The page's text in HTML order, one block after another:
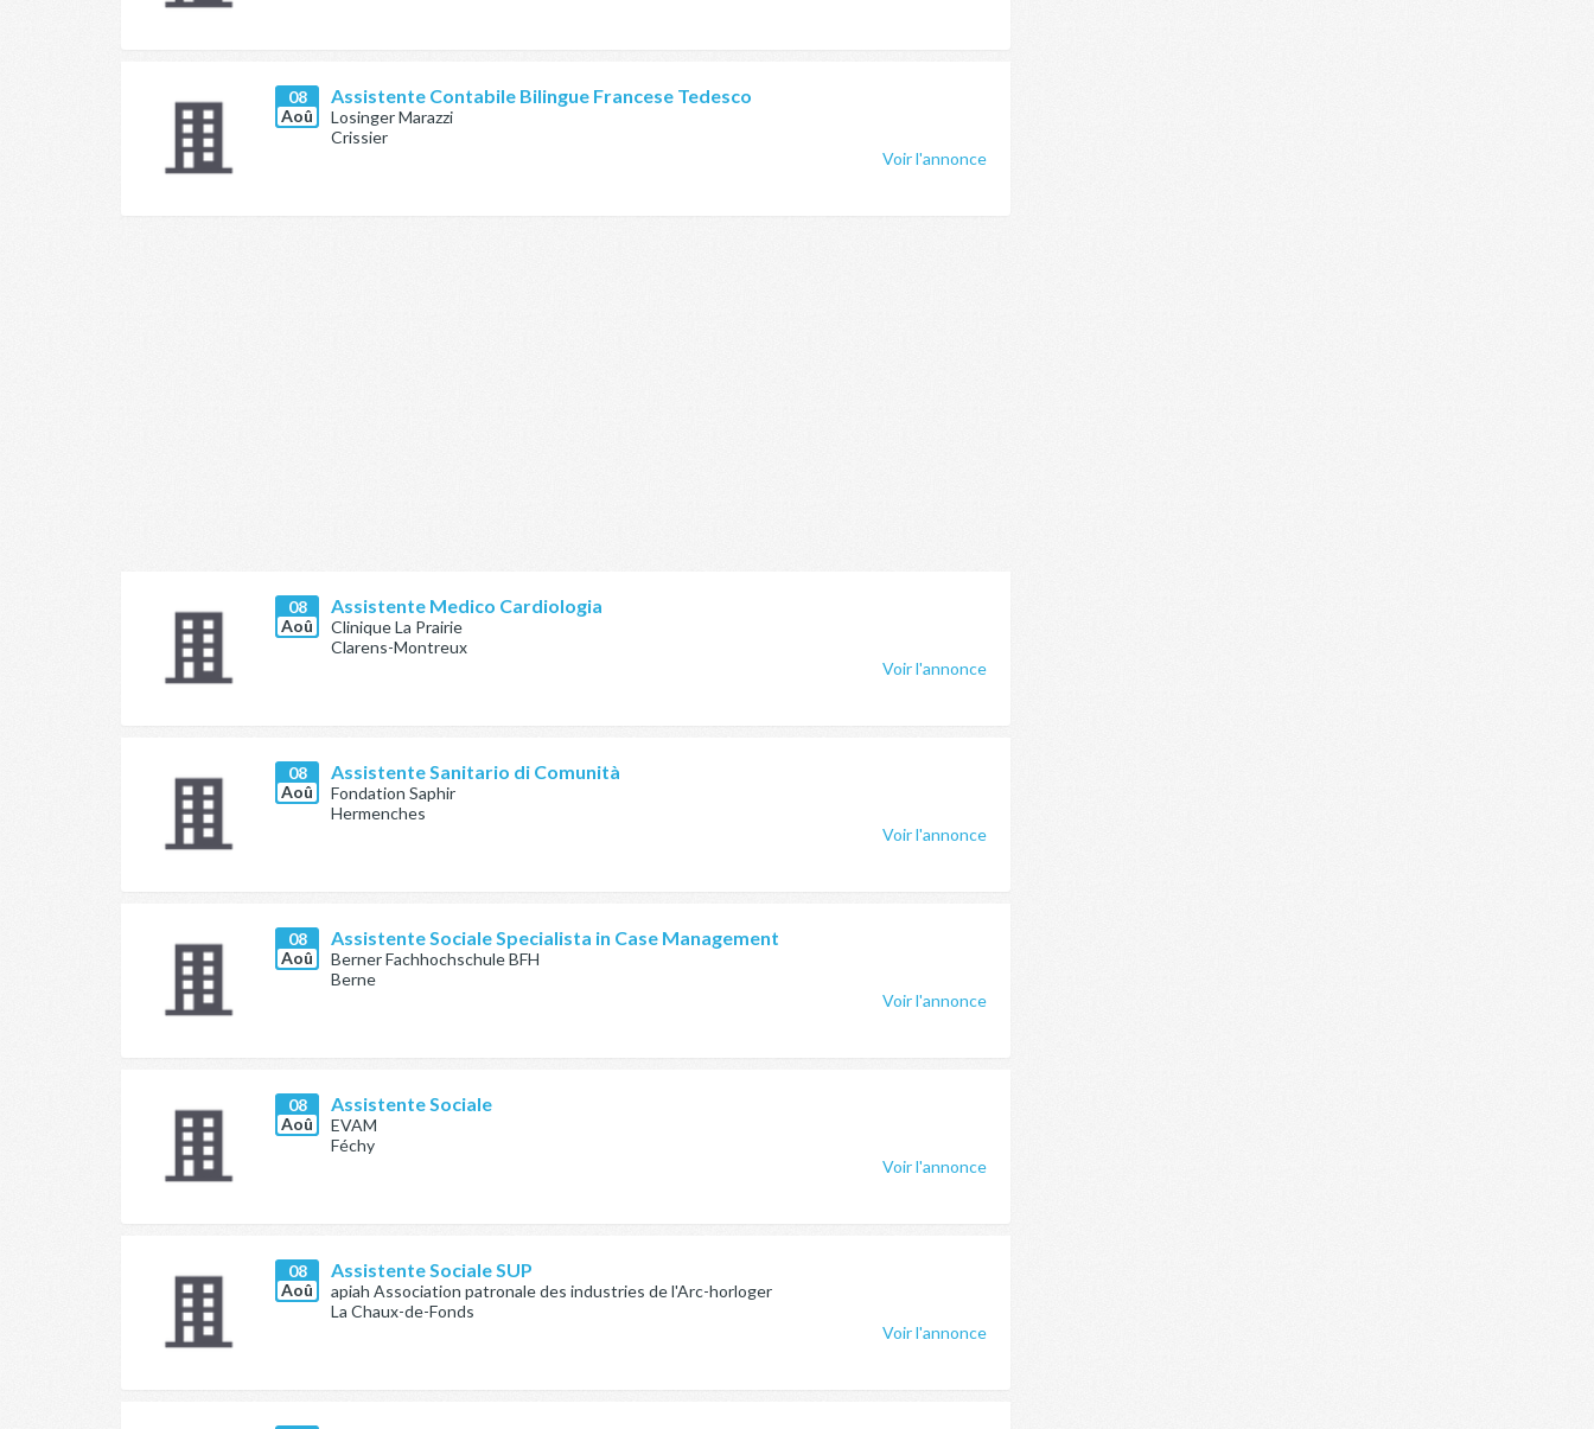
08
Aoû
Assistente Contabile Bilingue Francese Tedesco
Losinger Marazzi
Crissier
Voir l'annonce
08
Aoû
Assistente Medico Cardiologia
Clinique La Prairie
Clarens-Montreux
Voir l'annonce
08
Aoû
Assistente Sanitario di Comunità
Fondation Saphir
Hermenches
Voir l'annonce
08
Aoû
Assistente Sociale Specialista in Case Management
Berner Fachhochschule BFH
Berne
Voir l'annonce
08
Aoû
Assistente Sociale
EVAM
Féchy
Voir l'annonce
08
Aoû
Assistente Sociale SUP
apiah Association patronale des industries de l'Arc-horloger
La Chaux-de-Fonds
Voir l'annonce